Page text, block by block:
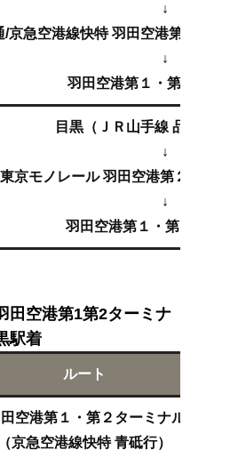
↓
/京急空港線快特 羽田空港第１・第
↓
羽田空港第１・第２ターミ
目黒（ＪＲ山手線 品川,東京
↓
京モノレール 羽田空港第２ターミ
↓
羽田空港第１・第２ターミ
田空港第1第2ターミナ
駅着
ルート
空港第１・第２ターミナル
（京急空港線快特 青砥行）